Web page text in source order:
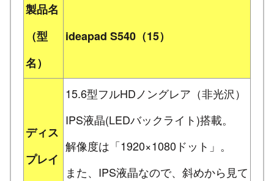
製品名
（型
名）
ideapad S540（15）
ディス
プレイ
15.6型フルHDノングレア（非光沢）
IPS液晶(LEDバックライト)搭載。
解像度は「1920×1080ドット」。
また、IPS液晶なので、斜めから見て